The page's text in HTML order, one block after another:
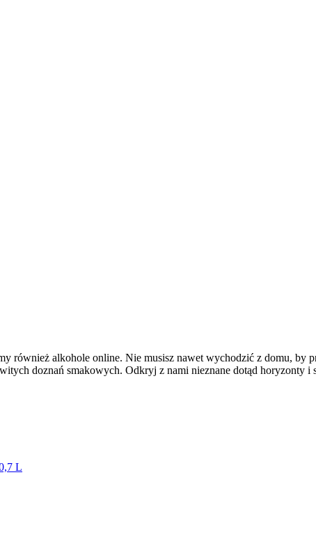
również alkohole online. Nie musisz nawet wychodzić z domu, by
doznań smakowych. Odkryj z nami nieznane dotąd horyzonty
L